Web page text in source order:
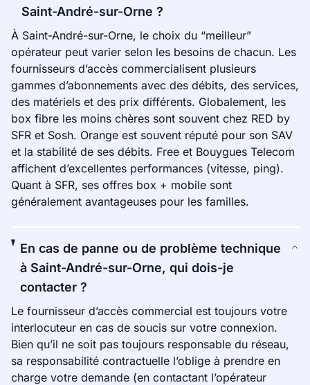
Saint-André-sur-Orne ?
À Saint-André-sur-Orne, le choix du “meilleur”
opérateur peut varier selon les besoins de chacun. Les
fournisseurs d’accès commercialisent plusieurs
gammes d’abonnements avec des débits, des services,
des matériels et des prix différents. Globalement, les
box fibre les moins chères sont souvent chez RED by
SFR et Sosh. Orange est souvent réputé pour son SAV
et la stabilité de ses débits. Free et Bouygues Telecom
affichent d’excellentes performances (vitesse, ping).
Quant à SFR, ses offres box + mobile sont
généralement avantageuses pour les familles.
En cas de panne ou de problème technique
à Saint-André-sur-Orne, qui dois-je
contacter ?
Le fournisseur d’accès commercial est toujours votre
interlocuteur en cas de soucis sur votre connexion.
Bien qu’il ne soit pas toujours responsable du réseau,
sa responsabilité contractuelle l’oblige à prendre en
charge votre demande (en contactant l’opérateur